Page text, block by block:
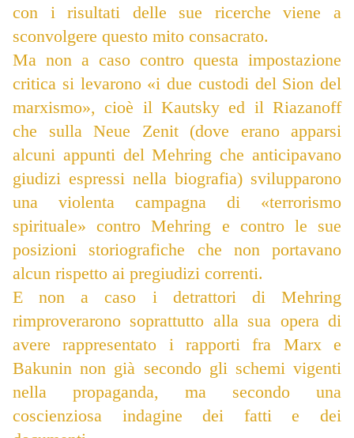
con i risultati delle sue ricerche viene a
sconvolgere questo mito consacrato.
Ma non a caso contro questa impostazione
critica si levarono «i due custodi del Sion del
marxismo», cioè il Kautsky ed il Riazanoff
che sulla Neue Zenit (dove erano apparsi
alcuni appunti del Mehring che anticipavano
giudizi espressi nella biografia) svilupparono
una violenta campagna di «terrorismo
spirituale» contro Mehring e contro le sue
posizioni storiografiche che non portavano
alcun rispetto ai pregiudizi correnti.
E non a caso i detrattori di Mehring
rimproverarono soprattutto alla sua opera di
avere rappresentato i rapporti fra Marx e
Bakunin non già secondo gli schemi vigenti
nella propaganda, ma secondo una
coscienziosa indagine dei fatti e dei